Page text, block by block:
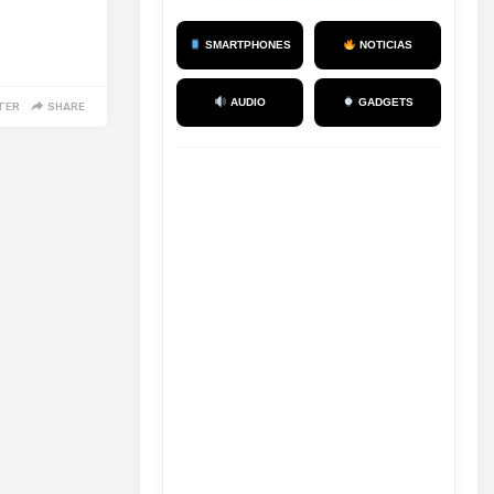
SHARE
SMARTPHONES NOTICIAS
AUDIO GADGETS